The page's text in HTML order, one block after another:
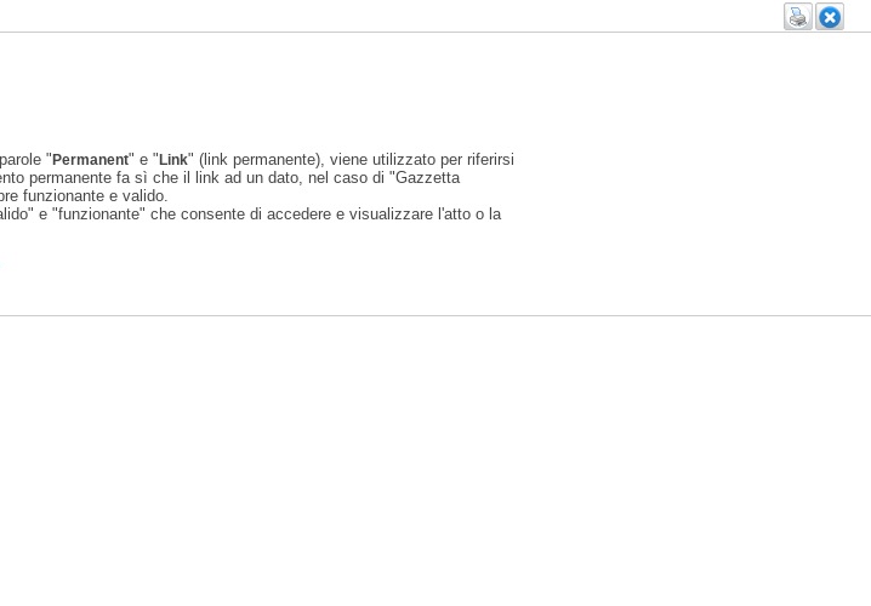
"Permanent" e "Link" (link permanente), viene utilizzato per riferirsi
permanente fa sì che il link ad un dato, nel caso di "Gazzetta
funzionante e valido.
e "funzionante" che consente di accedere e visualizzare l'atto o la